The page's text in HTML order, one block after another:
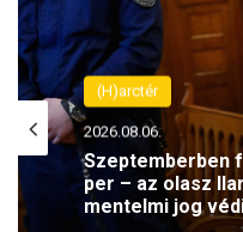
(H)arctér
2026.08.06.
Szeptemberben
per – az olasz
mentelmi jog